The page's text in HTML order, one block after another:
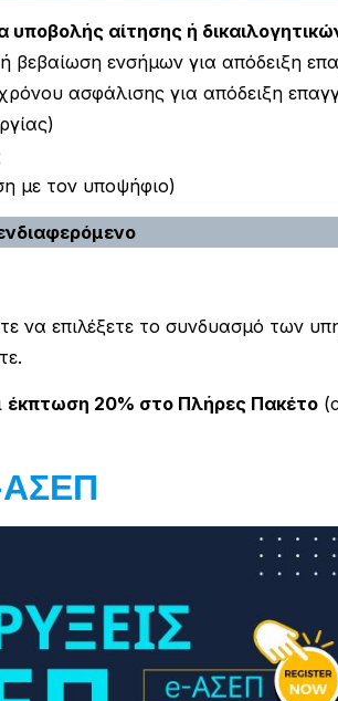
αίτησης ή
ενσήμων για απόδειξη
ασφάλισης για απόδειξη
με τον υποψήφιο)
επιλέξετε το συνδυασμό των
έκπτωση 20% στο Πλήρες Πακέτο